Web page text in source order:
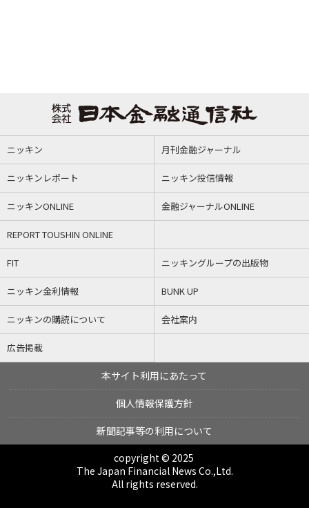
ニッキン 月刊金融ジャーナル
ニッキンレポート ニッキン投信情報
ニッキンONLINE 金融ジャーナルONLINE
REPORT TOUSHIN ONLINE
FIT ニッキングループの出版物
ニッキン金利情報 BUNK UP
ニッキンの購読について 会社案内
広告掲載
本サイト利用にあたって
個人情報保護方針
新聞記事等の利用について
copyright © 2025
The Japan Financial News Co.,Ltd.
All rights reserved.